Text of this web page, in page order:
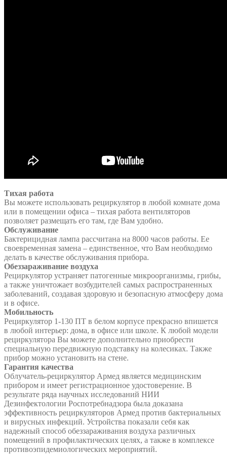
Тихая работа
Вы можете использовать рециркулятор в любой комнате дома
или в помещении офиса – тихая работа вентиляторов
позволяет размещать его там, где Вам удобно.
Обслуживание
Бактерицидная лампа рассчитана на 8000 часов работы. Ее
своевременная замена – единственное, что Вам необходимо
делать в качестве обслуживания прибора.
Обеззараживание воздуха
Рециркулятор устраняет патогенные микроорганизмы, грибы,
а также уничтожает возбудителей самых распространенных
заболеваний, создавая здоровую и безопасную атмосферу дома
и в офисе.
Мобильность
Рециркулятор 1-130 ПТ в белом корпусе прекрасно впишется
в любой интерьер: дома, в офисе или школе. К любой модели
рециркулятора Вы можете дополнительно приобрести
специальную передвижную подставку на колесиках. Также
прибор можно установить на стене.
Гарантия качества
Облучатель-рециркулятор Армед является медицинским
прибором и имеет регистрационное удостоверение. В
результате ряда научных исследований НИИ
Дезинфектологии Роспотребнадзора была доказана
эффективность рециркуляторов Армед против бактериальных
и вирусных инфекций. Устройства показали себя как
надежный способ обеззараживания воздуха различных
помещений в профилактических целях, а также в комплексе
противоэпидемиологических мероприятий.